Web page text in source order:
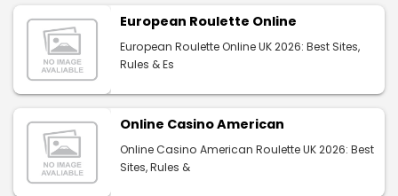
European Roulette Online
European Roulette Online UK 2026: Best Sites,
Rules & Es
Online Casino American
Online Casino American Roulette UK 2026: Best
Sites, Rules &